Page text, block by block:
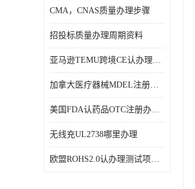
CMA，CNAS质量办理步骤
招投标质量办理周期资料
亚马逊TEMU跨境CE认办理流程周期
加拿大医疗器械MDEL注册办理资料周期
美国FDA认药品OTC注册办理周期时间
无线充UL2738哪里办理
欧盟ROHS2.0认办理测试项目有哪些